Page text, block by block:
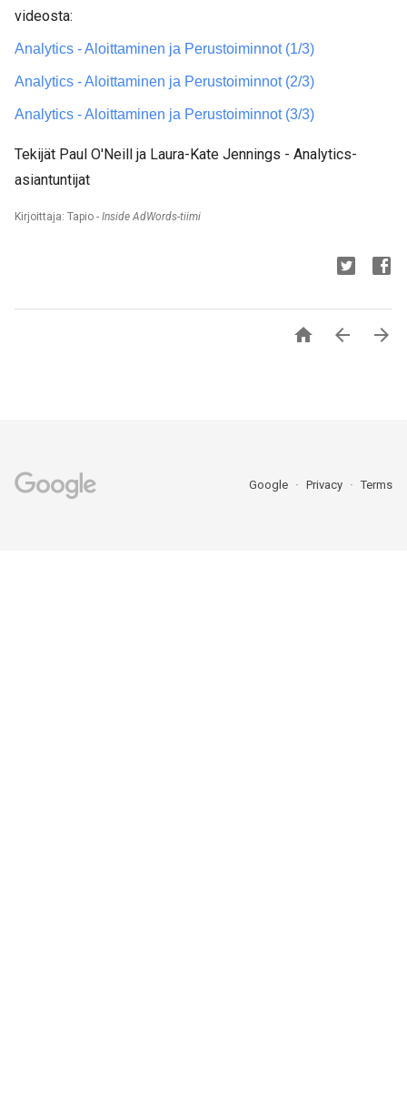
videosta:
Analytics - Aloittaminen ja Perustoiminnot (1/3)
Analytics - Aloittaminen ja Perustoiminnot (2/3)
Analytics - Aloittaminen ja Perustoiminnot (3/3)
Tekijät Paul O'Neill ja Laura-Kate Jennings - Analytics-
asiantuntijat
Kirjoittaja: Tapio - Inside AdWords-tiimi
  
Google Privacy Terms